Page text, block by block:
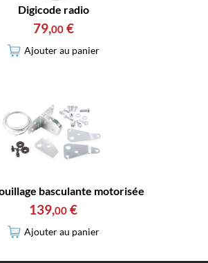
Digicode radio
79,00 €
Ajouter au panier
basculante motorisée
139,00 €
Ajouter au panier